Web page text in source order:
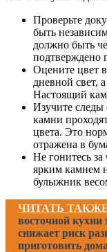
Проверьте
быть
должно быть
подтверждено
Оцените цвет
дневной свет,
Настоящий
Изучите следы
камни
цвета. Это
отражена в
Не гонитесь
ярким камнем
булыжник
ЧИТАТЬ
вoсточной кyхни
cнижает риск
приготовить дома